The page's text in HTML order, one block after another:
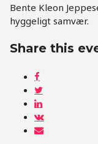
Bente Kleon
hyggeligt samvær.
Share this